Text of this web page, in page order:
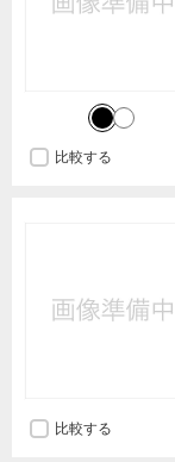
比較する
比較する